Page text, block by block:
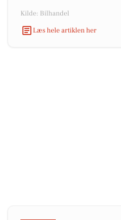
Kilde: Bilhandel
Læs hele artiklen her